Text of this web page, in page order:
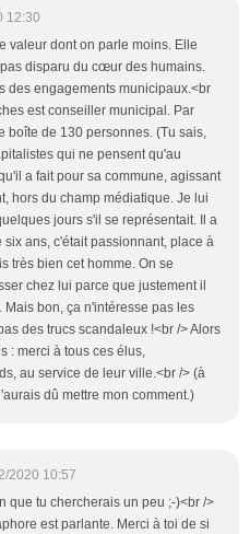
12:30
valeur dont on parle moins. Elle
disparu du cœur des humains.
des engagements municipaux.<br
est conseiller municipal. Par
boîte de 130 personnes. (Tu sais,
qui ne pensent qu'au
a fait pour sa commune, agissant
hors du champ médiatique. Je lui
jours s'il se représentait. Il a
six ans, c'était passionnant, place à
très bien cet homme. On se
chez lui parce que justement il
Mais bon, ça n'intéresse pas les
des trucs scandaleux !<br /> Alors
: merci à tous ces élus,
au service de leur ville.<br /> (à
dû mettre mon comment.)
2020 10:57
que tu chercherais un peu ;-)<br />
est parlante. Merci à toi de si